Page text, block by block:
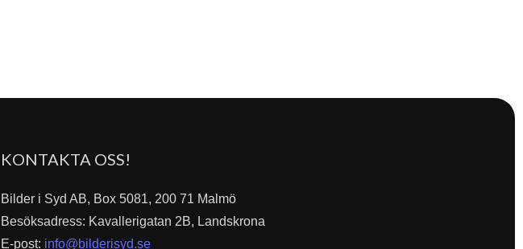
KONTAKTA OSS!
Bilder i Syd AB, Box 5081, 200 71 Malmö
Besöksadress: Kavallerigatan 2B, Landskrona
E-post: info@bilderisyd.se